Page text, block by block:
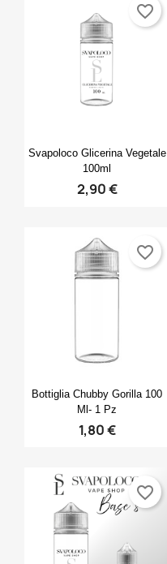
Anteprima
Svapoloco Glicerina Vegetale
100ml
2,90 €
favorite_border
Anteprima
Bottiglia Chubby Gorilla 100
Ml- 1 Pz
1,80 €
favorite_border
favorite_border